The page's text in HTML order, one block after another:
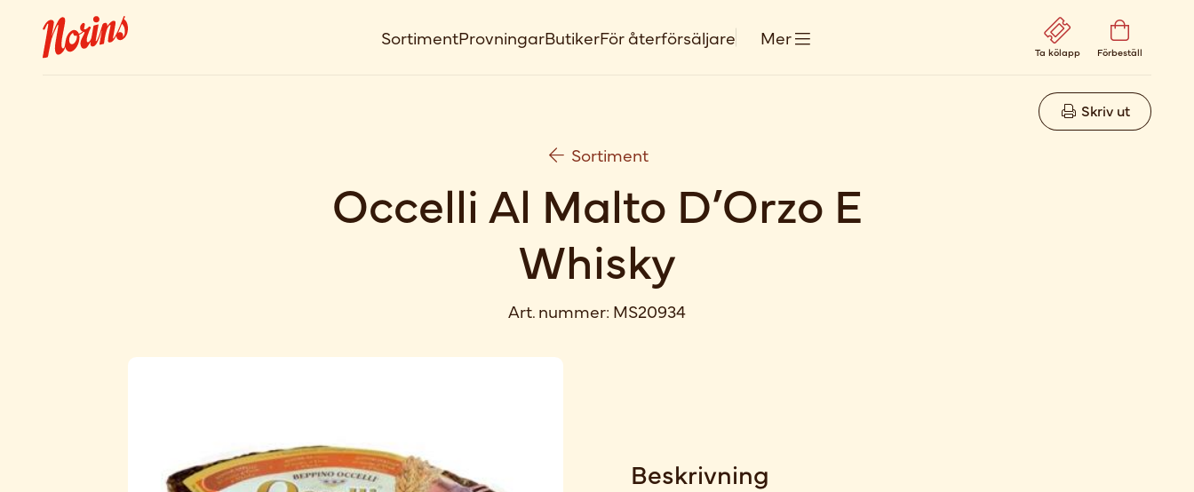
SortimentProvningarButikerFör återförsäljare Mer
Ta kölapp Förbeställ
Skriv ut
Sortiment
Occelli Al Malto D’Orzo E
Whisky
Art. nummer: MS20934
Beskrivning